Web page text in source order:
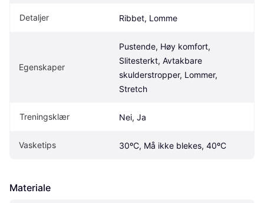
Detaljer Ribbet, Lomme
Egenskaper
Pustende, Høy komfort,
Slitesterkt, Avtakbare
skulderstropper, Lommer,
Stretch
Treningsklær Nei, Ja
Vasketips 30ºC, Må ikke blekes, 40ºC
Materiale